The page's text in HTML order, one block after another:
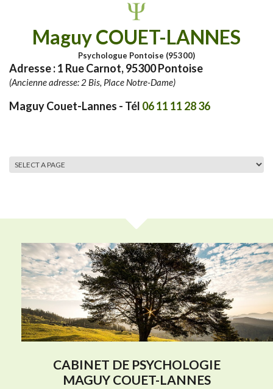
Maguy COUET-LANNES
Psychologue Pontoise (95300)
Adresse : 1 Rue Carnot, 95300 Pontoise
(Ancienne adresse: 2 Bis, Place Notre-Dame)
Maguy Couet-Lannes - Tél 06 11 11 28 36
CABINET DE PSYCHOLOGIE
MAGUY COUET-LANNES